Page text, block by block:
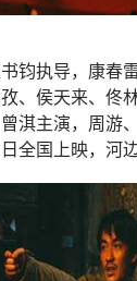
钧执导，康春
、侯天来、佟
淇主演，周游
全国上映，河